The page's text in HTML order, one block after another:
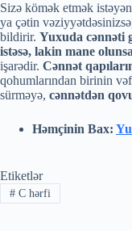
Sizə kömək etmək
ya çətin
bildirir. Yuxuda cənnəti
istəsə, lakin mane olunsa
işarədir. Cənnət
qohumlarından birinin
sürməyə, cənnətdən
Həmçinin Bax:
Etiketlər
#C hərfi